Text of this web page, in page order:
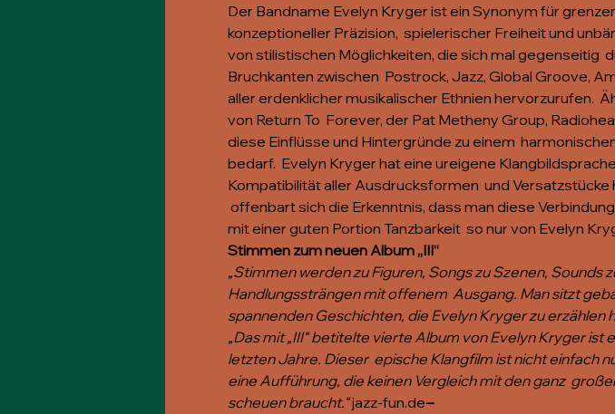
Der Bandname Evelyn Kryger ist ein Synonym für
konzeptioneller Präzision,  spielerischer Freiheit und
von stilistischen Möglichkeiten, die sich mal gegenseitig
Bruchkanten zwischen  Postrock, Jazz, Global Groove,
aller erdenklicher musikalischer Ethnien hervorzurufen.
von Return To  Forever, der Pat Metheny Group,
diese Einflüsse und Hintergründe zu einem
bedarf.  Evelyn Kryger hat eine ureigene
Kompatibilität aller Ausdrucksformen  und
offenbart sich die Erkenntnis, dass man diese
mit einer guten Portion Tanzbarkeit  so nur von Evelyn
Stimmen zum neuen Album „III“
„Stimmen werden zu Figuren, Songs zu Szenen, Sounds
Handlungssträngen mit offenem  Ausgang. Man sitzt
spannenden Geschichten, die Evelyn Kryger zu erzählen
„Das mit „III“ betitelte vierte Album von Evelyn Kryger
letzten Jahre. Dieser  epische Klangfilm ist nicht einfach
eine Aufführung, die keinen Vergleich mit den ganz
scheuen braucht.“ jazz-fun.de–